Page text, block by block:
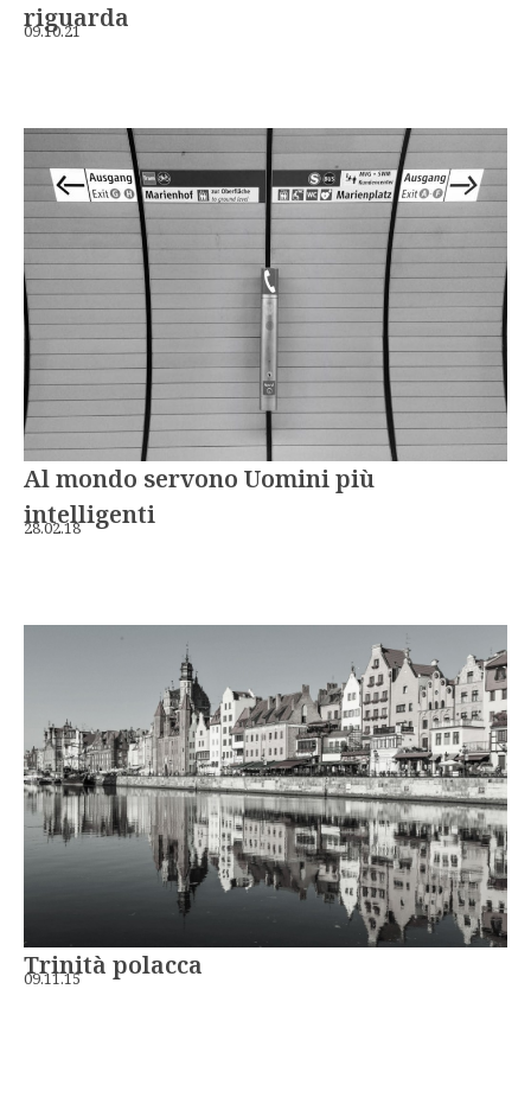
riguarda
09.10.21
Al mondo servono Uomini più
intelligenti
28.02.18
Trinità polacca
09.11.15